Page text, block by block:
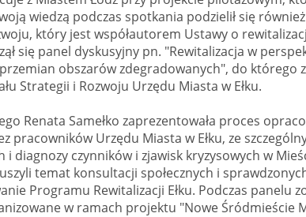
wiedzą podczas spotkania podzielił się
który jest współautorem Ustawy o
się panel dyskusyjny pn. "Rewitalizacja w
obszarów zdegradowanych", do którego
Strategii i Rozwoju Urzędu Miasta w Ełku.
Renata Samełko zaprezentowała proces
pracowników Urzędu Miasta w Ełku, ze
diagnozy czynników i zjawisk kryzysowych w
temat konsultacji społecznych i
Programu Rewitalizacji Ełku. Podczas panelu
w ramach projektu "Nowe Śródmieście